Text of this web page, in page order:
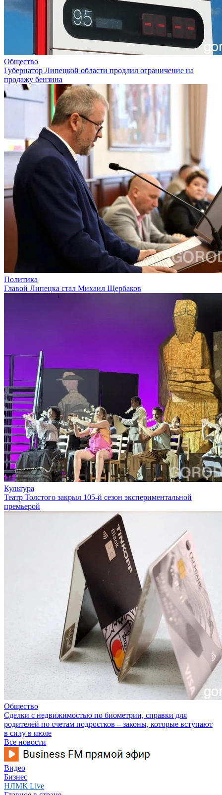
Общество
Губернатор Липецкой области продлил ограничение на
продажу бензина
Политика
Главой Липецка стал Михаил Щербаков
Культура
Театр Толстого закрыл 105-й сезон экспериментальной
премьерой
Общество
Сделки с недвижимостью по биометрии, справки для
родителей по счетам подростков – законы, которые вступают
в силу в июле
Все новости
Видео
Бизнес
НЛМК Live